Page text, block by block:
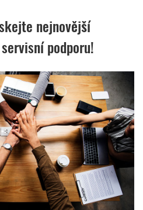
nejnovější
podporu!